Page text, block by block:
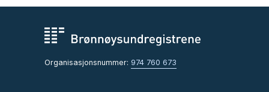
Organisasjonsnummer: 974 760 673